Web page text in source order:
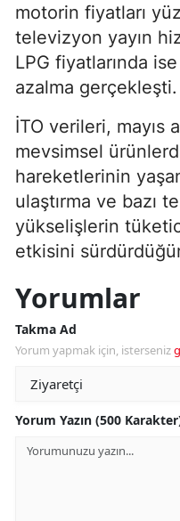
motorin fiyatları
televizyon yayın
LPG fiyatlarında
azalma gerçekleşti.
İTO verileri, mayıs
mevsimsel
hareketlerinin
ulaştırma ve bazı
yükselişlerin
etkisini
Yorumlar
Takma Ad
Yorum yapmak için, isterseniz
Yorum Yazın (500